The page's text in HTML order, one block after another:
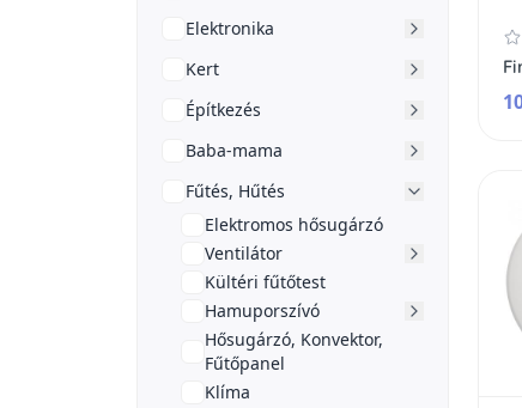
Elektronika
Kert
Építkezés
Baba-mama
Fűtés, Hűtés
Elektromos hősugárzó
Ventilátor
Kültéri fűtőtest
Hamuporszívó
Hősugárzó, Konvektor,
Fűtőpanel
Klíma